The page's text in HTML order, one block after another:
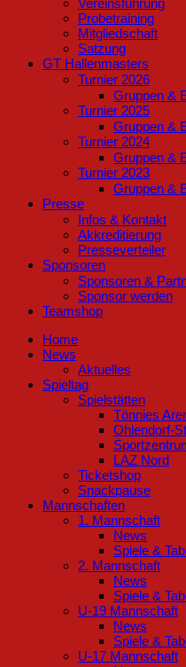
Vereinsführung
Probetraining
Mitgliedschaft
Satzung
GT Hallenmasters
Turnier 2026
Gruppen &
Turnier 2025
Gruppen &
Turnier 2024
Gruppen &
Turnier 2023
Gruppen &
Presse
Infos & Kontakt
Akkreditierung
Presseverteiler
Sponsoren
Sponsoren &
Sponsor werden
Teamshop
Home
News
Aktuelles
Spieltag
Spielstätten
Tönnies
Ohlendorf-
LAZ Nord
Ticketshop
Snackpause
Mannschaften
1. Mannschaft
News
Spiele &
2. Mannschaft
News
Spiele &
U-19 Mannschaft
News
Spiele &
U-17 Mannschaft